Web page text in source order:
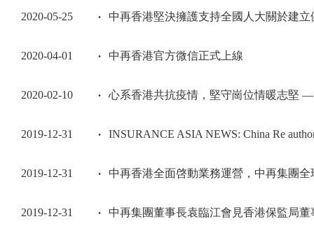
2020-05-25 中再香港堅決擁護支持全國人大關於建
2020-04-01 中再香港官方微信正式上線
2020-02-10 心系香港共抗疫情，堅守崗位情暖志堅
2019-12-31 INSURANCE ASIA NEWS: China Re
2019-12-31 中再香港全面啓動業務運營，中再集團
2019-12-31 中再集團董事長袁臨江會見香港保監局